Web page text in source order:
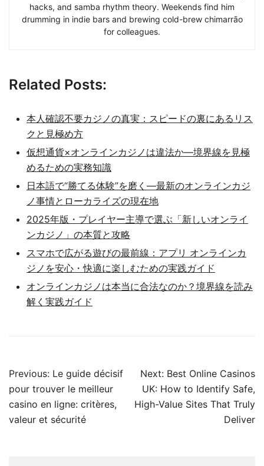
hacks, and samba rhythm theory. Weekends find him
drumming in indie bars and brewing cold-brew chimarrão
for colleagues.
Related Posts:
本人確認不要カジノの真実：スピードの裏にあるリス
クと見極め方
仮想通貨×オンラインカジノは違法か—境界線を見極
めるための実務知識
日本語で“勝てる体験”を磨く—最新のオンラインカジ
ノ事情とローカライズの現在地
2025年版・プレイヤー主導で選ぶ「新しいオンライ
ンカジノ」の本質と攻略
スマホで広がる遊びの最前線：アプリ オンラインカ
ジノを安心・快適に楽しむための実践ガイド
オンラインカジノは本当に合法なのか？境界線を読み
解く実践ガイド
Post
navigation
Previous: Le guide décisif
pour trouver le meilleur
casino en ligne: critères,
valeur et sécurité
Next: Best Online Casinos
UK: How to Identify Safe,
High-Value Sites That Truly
Deliver